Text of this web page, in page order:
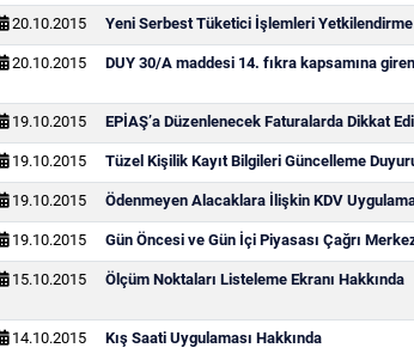
20.10.2015 Yeni Serbest Tüketici İşlemleri
20.10.2015 DUY 30/A maddesi 14. fıkra kapsamına
19.10.2015 EPİAŞ’a Düzenlenecek Faturalarda Dikkat
19.10.2015 Tüzel Kişilik Kayıt Bilgileri Güncelleme
19.10.2015 Ödenmeyen Alacaklara İlişkin KDV
19.10.2015 Gün Öncesi ve Gün İçi Piyasası Çağrı
15.10.2015 Ölçüm Noktaları Listeleme Ekranı Hakkında
14.10.2015 Kış Saati Uygulaması Hakkında